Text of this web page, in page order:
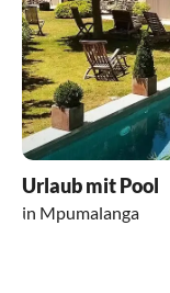
Urlaub mit Pool
in Mpumalanga